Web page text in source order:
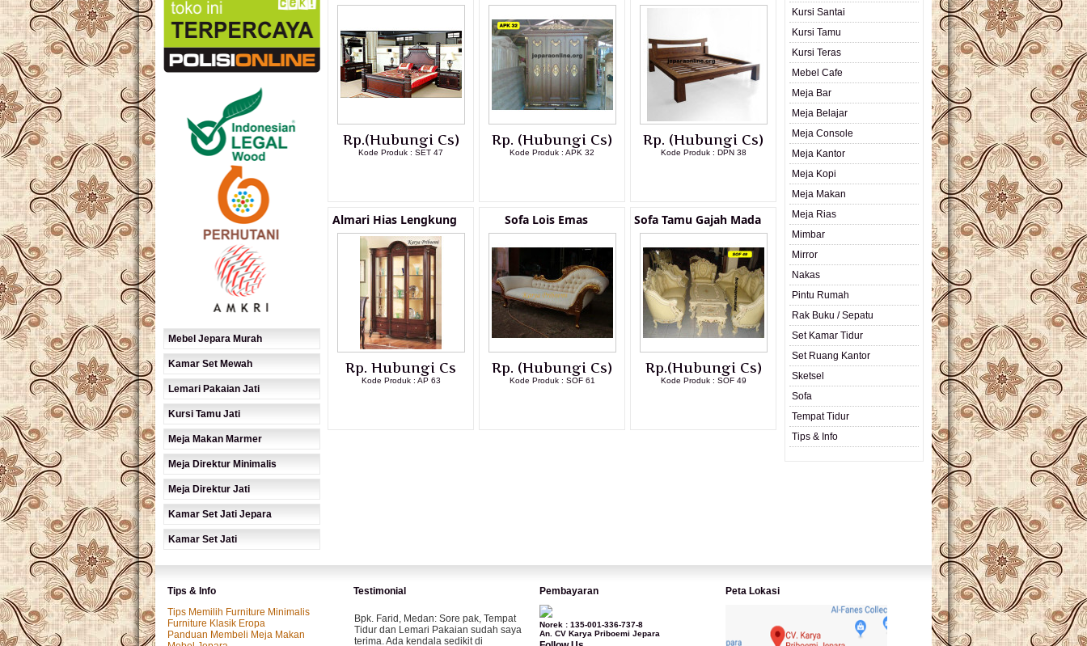
Mebel Jepara Murah
Kamar Set Mewah
Lemari Pakaian Jati
Kursi Tamu Jati
Meja Makan Marmer
Meja Direktur Minimalis
Meja Direktur Jati
Kamar Set Jati Jepara
Kamar Set Jati
Rp.(Hubungi Cs)
Kode Produk : SET 47
Rp. (Hubungi Cs)
Kode Produk : APK 32
Rp. (Hubungi Cs)
Kode Produk : DPN 38
Almari Hias Lengkung
Rp. Hubungi Cs
Kode Produk : AP 63
Sofa Lois Emas
Rp. (Hubungi Cs)
Kode Produk : SOF 61
Sofa Tamu Gajah Mada
Rp.(Hubungi Cs)
Kode Produk : SOF 49
Kursi Santai
Kursi Tamu
Kursi Teras
Mebel Cafe
Meja Bar
Meja Belajar
Meja Console
Meja Kantor
Meja Kopi
Meja Makan
Meja Rias
Mimbar
Mirror
Nakas
Pintu Rumah
Rak Buku / Sepatu
Set Kamar Tidur
Set Ruang Kantor
Sketsel
Sofa
Tempat Tidur
Tips & Info
Tips & Info
Tips Memilih Furniture Minimalis
Furniture Klasik Eropa
Panduan Membeli Meja Makan
Testimonial
Bpk. Farid, Medan: Sore pak, Tempat
Tidur dan Lemari Pakaian sudah saya
terima. Ada kendala sedikit di
Pembayaran
Norek : 135-001-336-737-8
An. CV Karya Priboemi Jepara
Peta Lokasi